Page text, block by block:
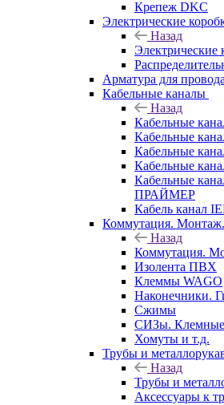
Крепеж DKC
Электрические
Назад
Электрические
Арматура для
Кабельные каналы
Назад
Кабельные
Кабельные
Кабельные
Кабельные
Кабельные
ПРАЙМЕР
Кабель канал
Коммутация. Монтаж.
Назад
Коммутация.
Изолента ПВХ
Клеммы WAGO
Наконечники.
Сжимы
СИЗы.
Хомуты и т.д.
Трубы и
Назад
Трубы и
Аксессуары к